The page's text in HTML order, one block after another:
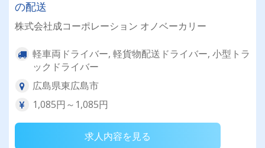
の配送
株式会社成コーポレーション オノベーカリー
軽車両ドライバー, 軽貨物配送ドライバー, 小型トラ
ックドライバー
広島県東広島市
1,085円～1,085円
求人内容を見る